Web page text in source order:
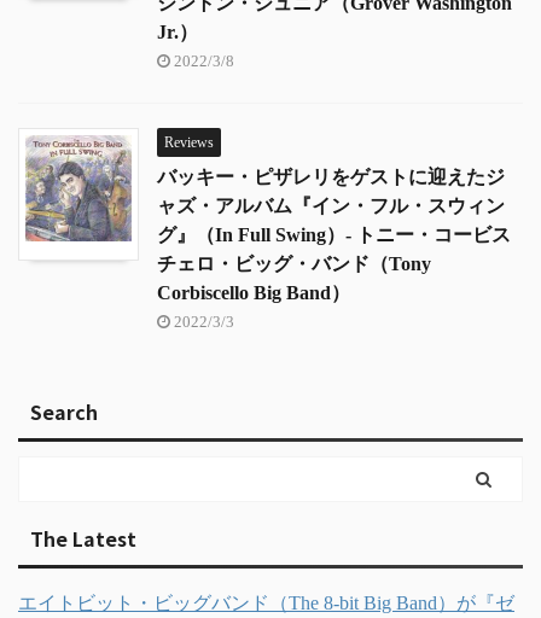
Jr.）
2022/3/8
Reviews
バッキー・ピザレリをゲストに迎えたジ
ャズ・アルバム『イン・フル・スウィン
グ』（In Full Swing）- トニー・コービス
チェロ・ビッグ・バンド（Tony
Corbiscello Big Band）
2022/3/3
Search
The Latest
エイトビット・ビッグバンド（The 8-bit Big Band）が『ゼ